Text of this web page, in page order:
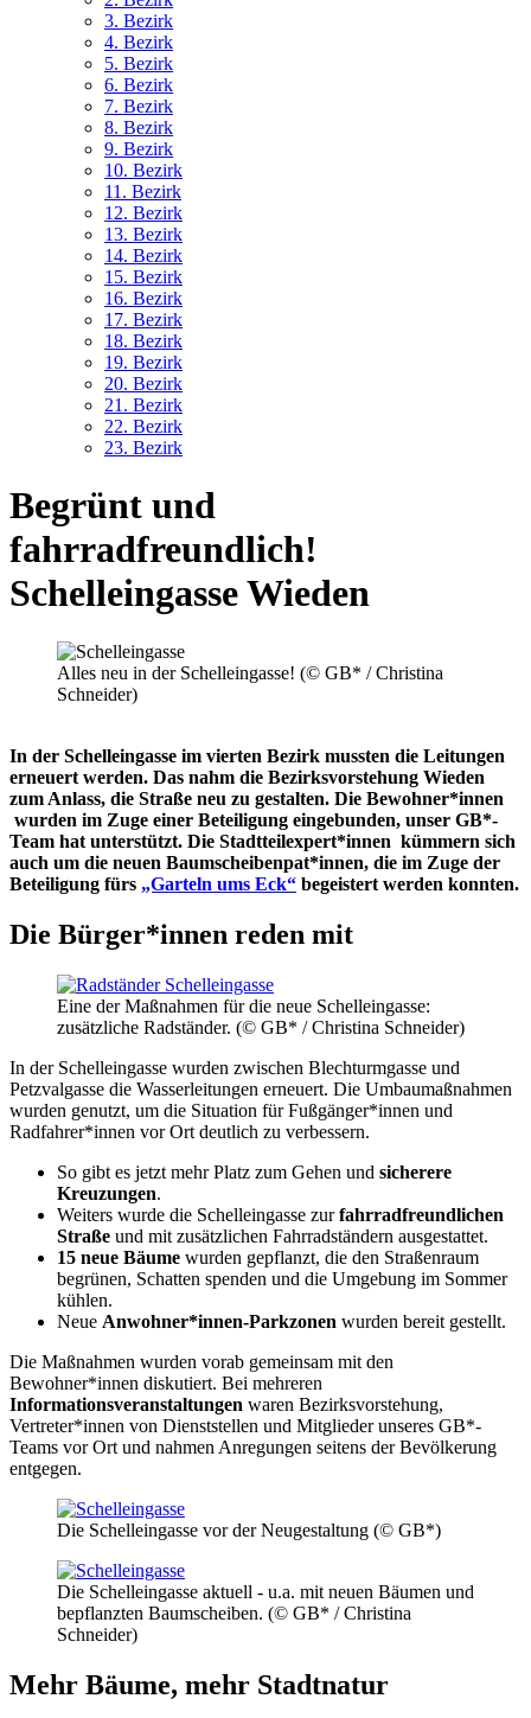
3. Bezirk
4. Bezirk
5. Bezirk
6. Bezirk
7. Bezirk
8. Bezirk
9. Bezirk
10. Bezirk
11. Bezirk
12. Bezirk
13. Bezirk
14. Bezirk
15. Bezirk
16. Bezirk
17. Bezirk
18. Bezirk
19. Bezirk
20. Bezirk
21. Bezirk
22. Bezirk
23. Bezirk
Begrünt und
fahrradfreundlich!
Schelleingasse Wieden
Alles neu in der Schelleingasse! (© GB* / Christina
Schneider)
In der Schelleingasse im vierten Bezirk mussten die Leitungen
erneuert werden. Das nahm die Bezirksvorstehung Wieden
zum Anlass, die Straße neu zu gestalten. Die Bewohner*innen
wurden im Zuge einer Beteiligung eingebunden, unser GB*-
Team hat unterstützt. Die Stadtteilexpert*innen kümmern sich
auch um die neuen Baumscheibenpat*innen, die im Zuge der
Beteiligung fürs „Garteln ums Eck“ begeistert werden konnten.
Die Bürger*innen reden mit
Eine der Maßnahmen für die neue Schelleingasse:
zusätzliche Radständer. (© GB* / Christina Schneider)
In der Schelleingasse wurden zwischen Blechturmgasse und
Petzvalgasse die Wasserleitungen erneuert. Die Umbaumaßnahmen
wurden genutzt, um die Situation für Fußgänger*innen und
Radfahrer*innen vor Ort deutlich zu verbessern.
So gibt es jetzt mehr Platz zum Gehen und sicherere
Kreuzungen.
Weiters wurde die Schelleingasse zurfahrradfreundlichen
Straße und mit zusätzlichen Fahrradständern ausgestattet.
15 neue Bäume wurden gepflanzt, die den Straßenraum
begrünen, Schatten spenden und die Umgebung im Sommer
kühlen.
Neue Anwohner*innen-Parkzonen wurden bereit gestellt.
Die Maßnahmen wurden vorab gemeinsam mit den
Bewohner*innen diskutiert. Bei mehreren
Informationsveranstaltungen waren Bezirksvorstehung,
Vertreter*innen von Dienststellen und Mitglieder unseres GB*-
Teams vor Ort und nahmen Anregungen seitens der Bevölkerung
entgegen.
Die Schelleingasse vor der Neugestaltung (© GB*)
Die Schelleingasse aktuell - u.a. mit neuen Bäumen und
bepflanzten Baumscheiben. (© GB* / Christina
Schneider)
Mehr Bäume, mehr Stadtnatur